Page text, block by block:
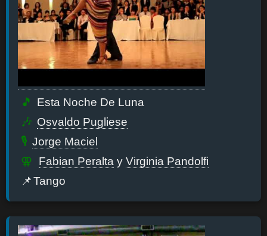
Esta Noche De Luna
Osvaldo Pugliese
Jorge Maciel
Fabian Peralta y Virginia Pandolfi
Tango